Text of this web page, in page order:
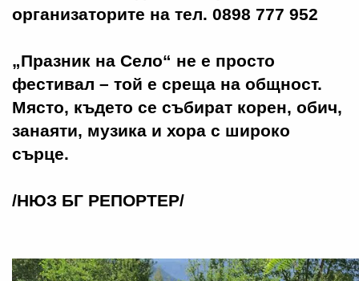
организаторите на тел. 0898 777 952
„Празник на Село“ не е просто
фестивал – той е среща на общност.
Място, където се събират корен, обич,
занаяти, музика и хора с широко
сърце.
/НЮЗ БГ РЕПОРТЕР/